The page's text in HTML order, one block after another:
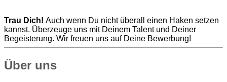
Trau Dich! Auch wenn Du nicht überall einen Haken setzen
kannst. Überzeuge uns mit Deinem Talent und Deiner
Begeisterung. Wir freuen uns auf Deine Bewerbung!
Über uns